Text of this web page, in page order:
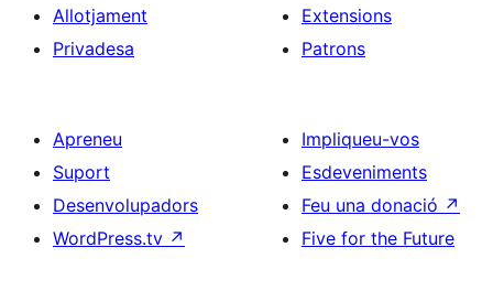
Allotjament
Privadesa
Extensions
Patrons
Apreneu
Suport
Desenvolupadors
WordPress.tv ↗
Impliqueu-vos
Esdeveniments
Feu una donació ↗
Five for the Future